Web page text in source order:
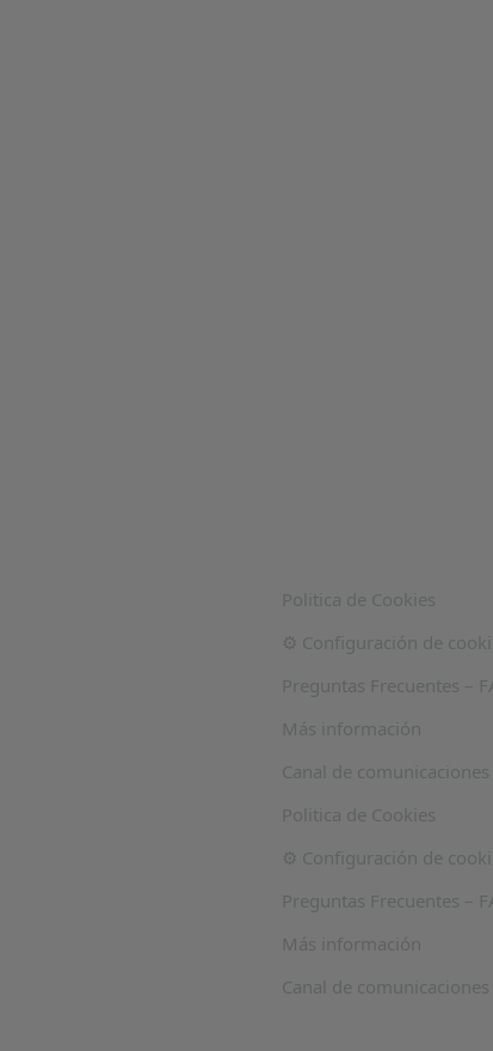
Politica de Cookies
⚙️ Configuración de
Preguntas Frecuentes –
Más información
Canal de comunicaciones
Politica de Cookies
⚙️ Configuración de
Preguntas Frecuentes –
Más información
Canal de comunicaciones